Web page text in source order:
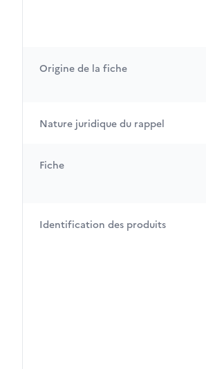
Origine de la fiche
Nature juridique du rappel
Fiche
Identification des produits